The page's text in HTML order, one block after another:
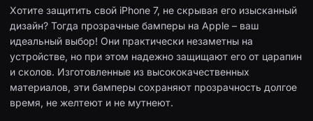
Хотите защитить свой iPhone 7, не скрывая его изысканный
дизайн? Тогда прозрачные бамперы на Apple – ваш
идеальный выбор! Они практически незаметны на
устройстве, но при этом надежно защищают его от царапин
и сколов. Изготовленные из высококачественных
материалов, эти бамперы сохраняют прозрачность долгое
время, не желтеют и не мутнеют.